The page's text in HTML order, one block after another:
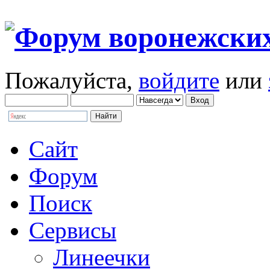
Пожалуйста, войдите или
Сайт
Форум
Поиск
Сервисы
Линеечки